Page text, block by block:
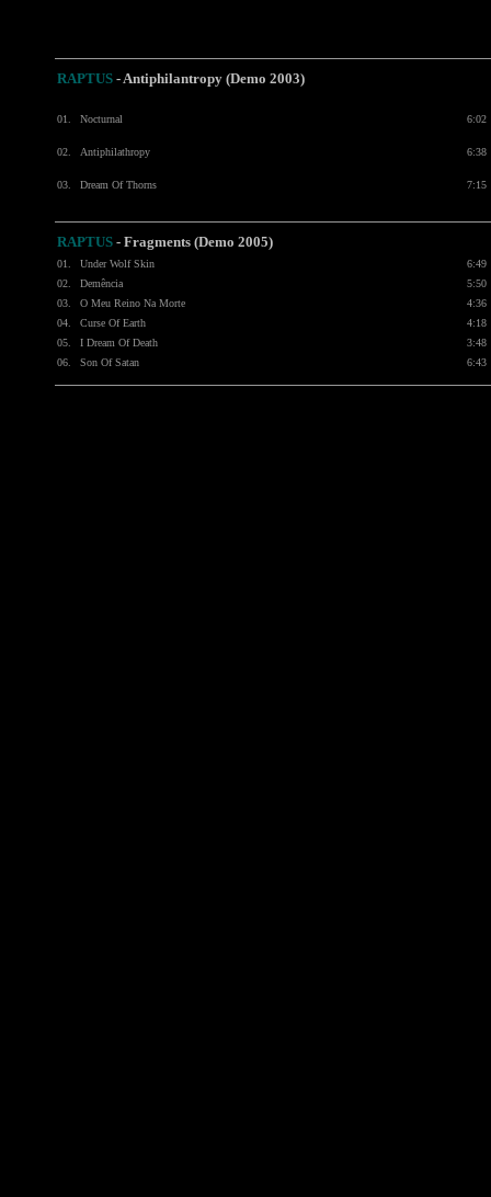
RAPTUS - Antiphilantropy (Demo 2003)
01. Nocturnal 6:02
02. Antiphilathropy 6:38
03. Dream Of Thorns 7:15
RAPTUS - Fragments (Demo 2005)
01. Under Wolf Skin
6:49
02.
Demência
5:50
03.
O Meu Reino Na Morte
4:36
04.
Curse Of Earth
4:18
05.
I Dream Of Death
3:48
06.
Son Of Satan 6:43